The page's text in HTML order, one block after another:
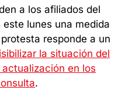
a los afiliados del
este lunes una medida
responde a un
la situación del
en los
.